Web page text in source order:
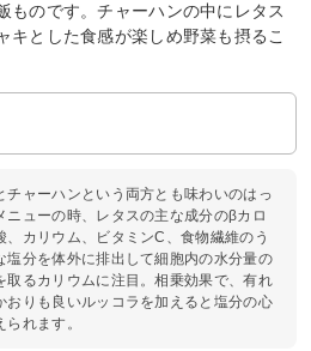
ものです。チャーハンの中にレタス
キとした食感が楽しめ野菜も摂るこ
チャーハンという両方とも味わいのはっ
ニューの時、レタスの主な成分のβカロ
、カリウム、ビタミンC、食物繊維のう
塩分を体外に排出して細胞内の水分量の
取るカリウムに注目。相乗効果で、有れ
おりも良いルッコラを加えると塩分の心
られます。